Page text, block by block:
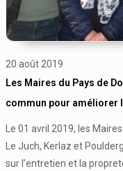
20 août 2019
Les Maires du Pays de
commun pour améliorer
Le 01 avril 2019, les
Le Juch, Kerlaz et
sur l’entretien et la